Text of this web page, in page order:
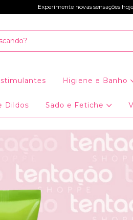
Experimente novas sensações
Higiene e Banho
Dildos Sado e Fetiche